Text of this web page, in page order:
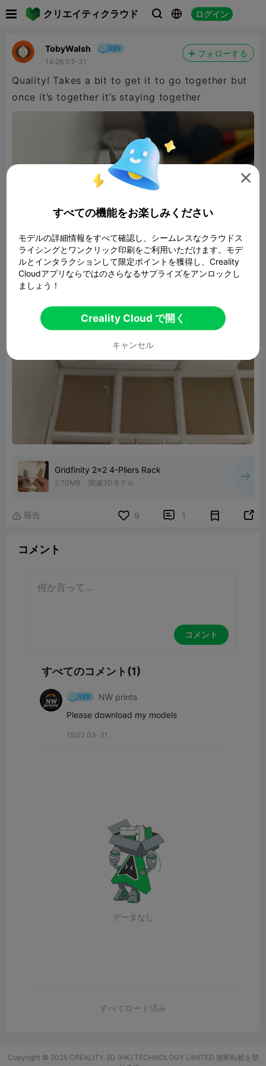
クリエイティクラウド   ログイン
TobyWalsh
14:26 03-31
フォローする
Quality! Takes a bit to get it to go together but
once it’s together it’s staying together
Gridfinity 2x2 4-Pliers Rack
2.70MB 関連3Dモデル
 報告 9  1 
コメント
コメント
すべてのコメント(1)
NW prints
Please download my models
15:02 03-31
データなし
すべてロード済み
Copyright © 2025 CREALITY 3D (HK) TECHNOLOGY LIMITED 無断転載を禁

すべての機能をお楽しみください
モデルの詳細情報をすべて確認し、シームレスなクラウドス
ライシングとワンクリック印刷をご利用いただけます。モデ
ルとインタラクションして限定ポイントを獲得し、Creality
Cloudアプリならではのさらなるサプライズをアンロックし
ましょう！
Creality Cloud で開く
キャンセル